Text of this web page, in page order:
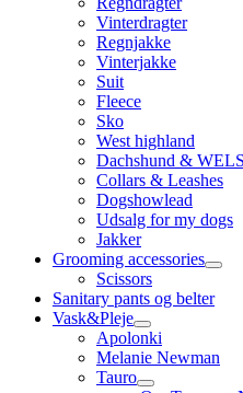
Vinterdragter
Regnjakke
Vinterjakke
Suit
Fleece
Sko
West highland
Dachshund &
Collars & Leashes
Dogshowlead
Udsalg for my dogs
Jakker
Grooming accessories
Scissors
Sanitary pants og belter
Vask&Pleje
Apolonki
Melanie Newman
Tauro